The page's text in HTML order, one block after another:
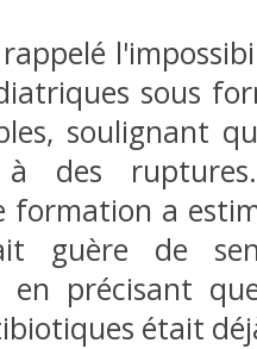
sous
soulignant
à des
formation a
guère de
en précisant
était